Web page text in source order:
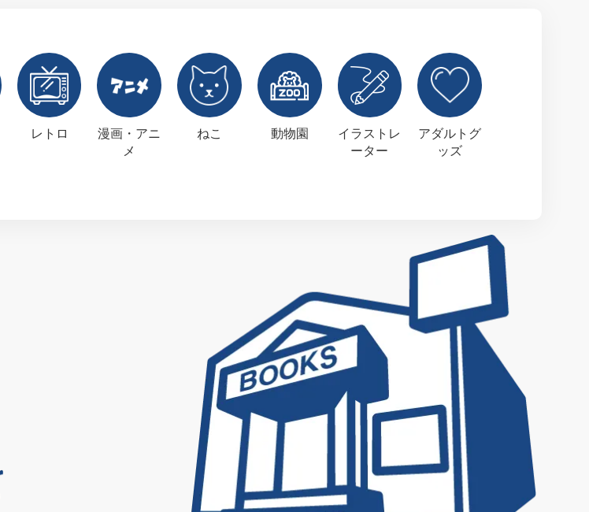
レトロ
漫画・アニ
メ
ねこ 動物園
イラストレ
ーター
アダルトグ
ッズ